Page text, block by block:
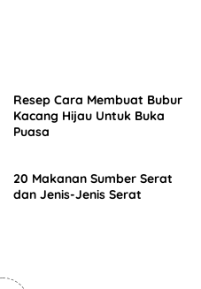
Resep Cara Membuat Bubur
Kacang Hijau Untuk Buka
Puasa
20 Makanan Sumber Serat
dan Jenis-Jenis Serat